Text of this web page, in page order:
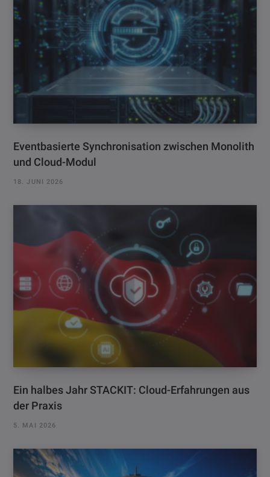
Eventbasierte Synchronisation zwischen Monolith
und Cloud-Modul
18. JUNI 2026
Ein halbes Jahr STACKIT: Cloud-Erfahrungen aus
der Praxis
5. MAI 2026